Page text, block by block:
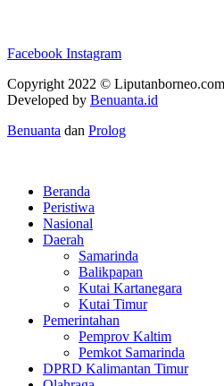
Facebook Instagram
Copyright 2022 © Liputanborneo.com
Developed by Benuanta.id
Benuanta dan Prolog
Beranda
Peristiwa
Nasional
Daerah
Samarinda
Balikpapan
Kutai Kartanegara
Kutai Timur
Pemerintahan
Pemprov Kaltim
Pemkot Samarinda
DPRD Kalimantan Timur